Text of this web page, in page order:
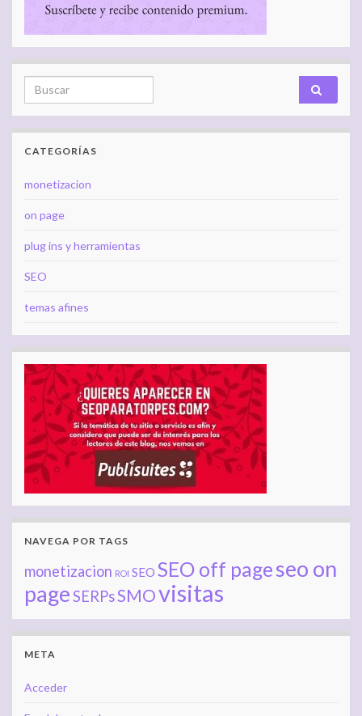
Search for:
CATEGORÍAS
monetizacion
on page
plug ins y herramientas
SEO
temas afines
NAVEGA POR TAGS
monetizacion ROI SEO SEO off pageseo on
pageSERPsSMOvisitas
META
Acceder